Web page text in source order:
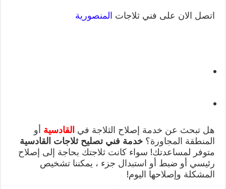
اتصل الان على فني ثلاجات المنصورية
هل تبحث عن خدمة إصلاح الثلاجة في القادسية أو
المنطقة المجاورة؟خدمة فني تصليح ثلاجات القادسية
متوفر لمساعدتك! سواء كانت ثلاجتك بحاجة إلى إصلاح
رئيسي أو ضبط أو استبدال جزء ، يمكننا تشخيص
المشكلة وإصلاحها اليوم!